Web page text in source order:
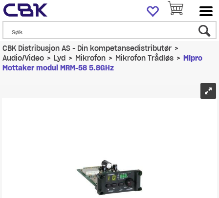
CBK Distribusjon AS - Din kompetansedistributør>
Audio/Video>Lyd >Mikrofon>Mikrofon Trådløs>Mipro
Mottaker modul MRM-58 5.8GHz